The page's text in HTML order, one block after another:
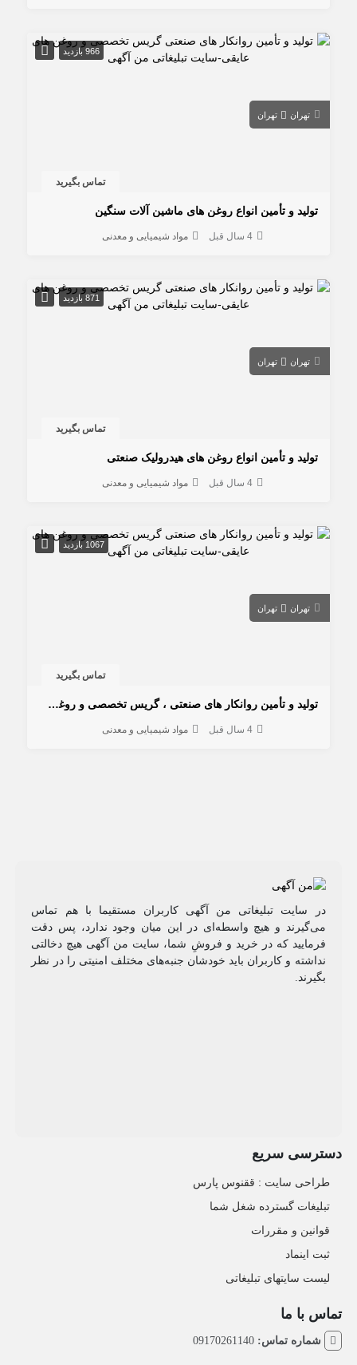
966 بازدید
تهران تهران
تماس بگیرید
تولید و تأمین انواع روغن های ماشین آلات سنگین
4 سال قبل مواد شیمیایی و معدنی
871 بازدید
تهران تهران
تماس بگیرید
تولید و تأمین انواع روغن های هیدرولیک صنعتی
4 سال قبل مواد شیمیایی و معدنی
1067 بازدید
تهران تهران
تماس بگیرید
تولید و تأمین روانکار های صنعتی ، گریس تخصصی و روغن های عایقی
4 سال قبل مواد شیمیایی و معدنی
در سایت تبلیغاتی من آگهی کاربران مستقیما با هم تماس
می‌گیرند و هیچ واسطه‌ای در این میان وجود ندارد، پس دقت
فرمایید که در خرید و فروشِ شما، سایت من آگهی هیچ دخالتی
نداشته و کاربران باید خودشان جنبه‌های مختلف امنیتی را در نظر
بگیرند.
دسترسی سریع
طراحی سایت :‌ ققنوس پارس
تبلیغات گسترده شغل شما
قوانین و مقررات
ثبت اینماد
لیست سایتهای تبلیغاتی
تماس با ما
شماره تماس:09170261140